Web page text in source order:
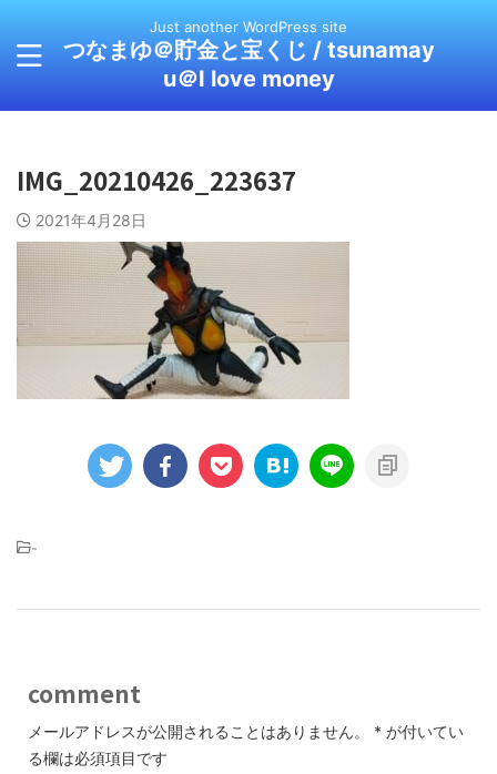
Just another WordPress site
つなまゆ＠貯金と宝くじ / tsunamay
u＠I love money
IMG_20210426_223637
2021年4月28日
-
comment
メールアドレスが公開されることはありません。 * が付いてい
る欄は必須項目です